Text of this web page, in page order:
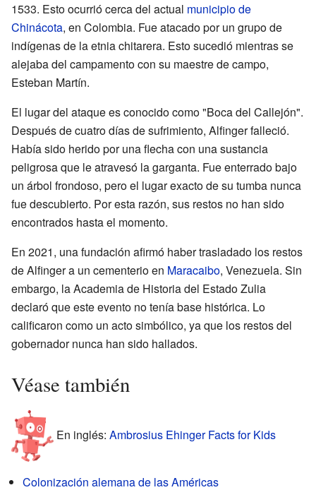
1533. Esto ocurrió cerca del actual municipio de
Chinácota, en Colombia. Fue atacado por un grupo de
indígenas de la etnia chitarera. Esto sucedió mientras se
alejaba del campamento con su maestre de campo,
Esteban Martín.
El lugar del ataque es conocido como "Boca del Callejón".
Después de cuatro días de sufrimiento, Alfinger falleció.
Había sido herido por una flecha con una sustancia
peligrosa que le atravesó la garganta. Fue enterrado bajo
un árbol frondoso, pero el lugar exacto de su tumba nunca
fue descubierto. Por esta razón, sus restos no han sido
encontrados hasta el momento.
En 2021, una fundación afirmó haber trasladado los restos
de Alfinger a un cementerio en Maracaibo, Venezuela. Sin
embargo, la Academia de Historia del Estado Zulia
declaró que este evento no tenía base histórica. Lo
calificaron como un acto simbólico, ya que los restos del
gobernador nunca han sido hallados.
Véase también
En inglés: Ambrosius Ehinger Facts for Kids
Colonización alemana de las Américas